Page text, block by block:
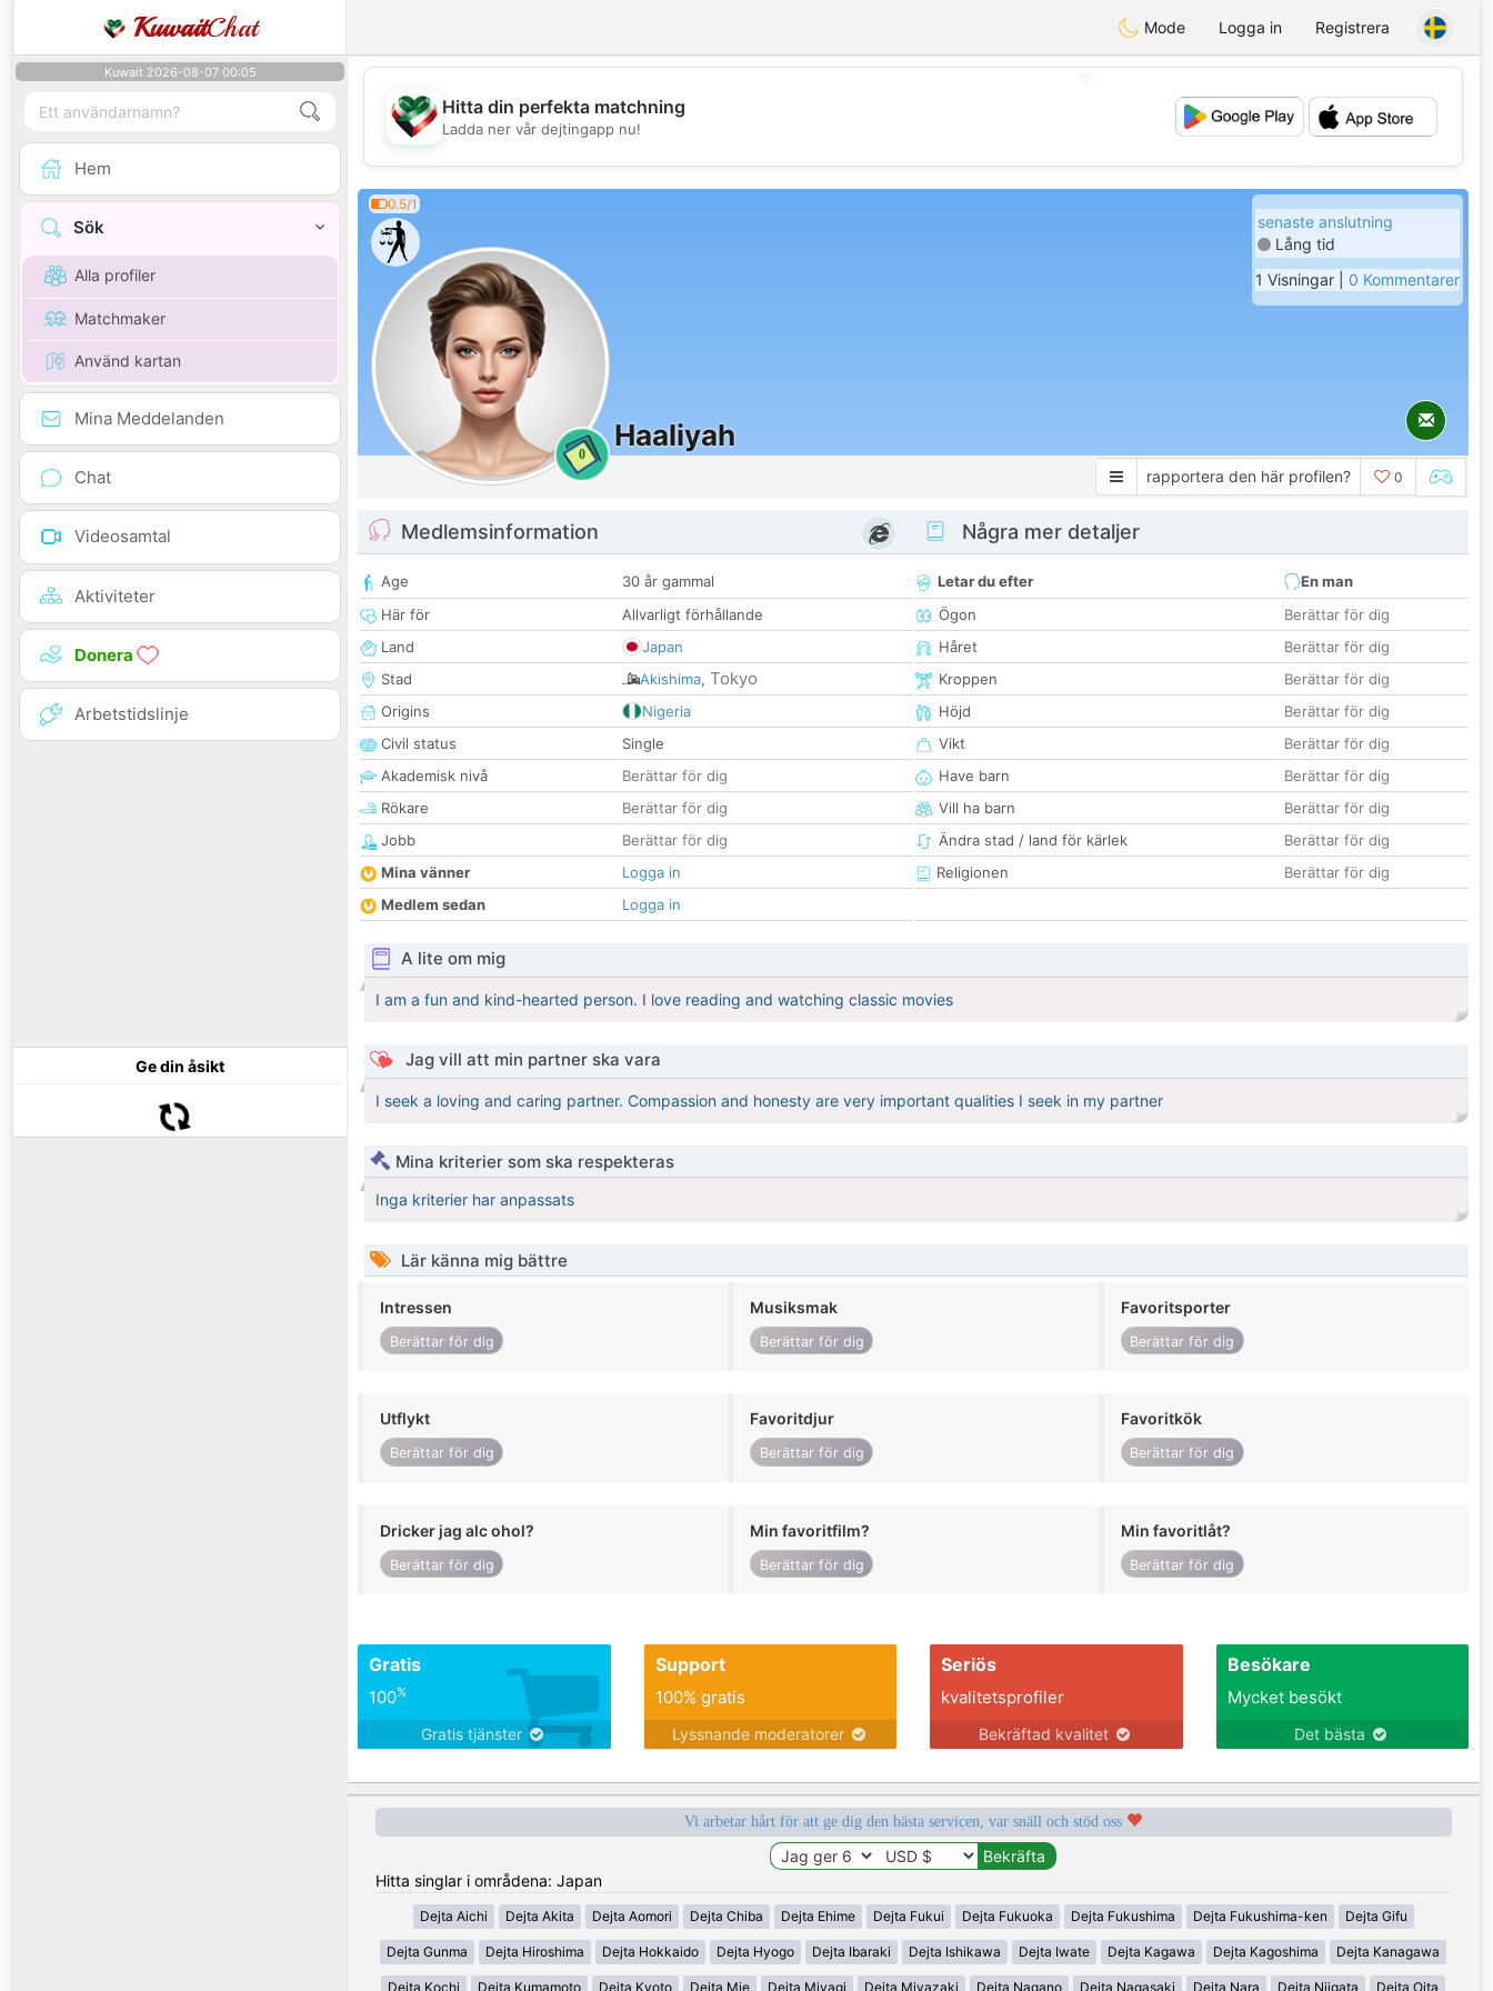
KuwaitChat Mode Logga in Registrera
Kuwait 2026-08-07 00:05
Hem
Sök
Alla profiler
Matchmaker
Använd kartan
Mina Meddelanden
Chat
Videosamtal
Aktiviteter
Donera
Arbetstidslinje
Ge din åsikt
💖
💕
Hitta din perfekta matchning
Ladda ner vår dejtingapp nu!
0.5/1
0
Haaliyah
senaste anslutning
Lång tid
1 Visningar | 0 Kommentarer
rapportera den här profilen? 0
Medlemsinformation
Age
30 år gammal
Här för
Allvarligt förhållande
Land
Japan
Stad
Akishima, Tokyo
Origins
Nigeria
Civil status
Single
Akademisk nivå
Berättar för dig
Rökare
Berättar för dig
Jobb
Berättar för dig
Mina vänner
Logga in
Medlem sedan
Logga in
Några mer detaljer
Letar du efter
En man
Ögon
Berättar för dig
Håret
Berättar för dig
Kroppen
Berättar för dig
Höjd
Berättar för dig
Vikt
Berättar för dig
Have barn
Berättar för dig
Vill ha barn
Berättar för dig
Ändra stad / land för kärlek
Berättar för dig
Religionen
Berättar för dig
A lite om mig
I am a fun and kind-hearted person. I love reading and watching classic movies
Jag vill att min partner ska vara
I seek a loving and caring partner. Compassion and honesty are very important qualities I seek in my partner
Mina kriterier som ska respekteras
Inga kriterier har anpassats
Lär känna mig bättre
Intressen
Berättar för dig
Musiksmak
Berättar för dig
Favoritsporter
Berättar för dig
Utflykt
Berättar för dig
Favoritdjur
Berättar för dig
Favoritkök
Berättar för dig
Dricker jag alc ohol?
Berättar för dig
Min favoritfilm?
Berättar för dig
Min favoritlåt?
Berättar för dig
Gratis
100%
Gratis tjänster
Support
100% gratis
Lyssnande moderatorer
Seriös
kvalitetsprofiler
Bekräftad kvalitet
Besökare
Mycket besökt
Det bästa
Vi arbetar hårt för att ge dig den bästa servicen, var snäll och stöd oss
Hitta singlar i områdena: Japan
Dejta Aichi Dejta Akita Dejta Aomori Dejta Chiba Dejta Ehime Dejta Fukui Dejta Fukuoka Dejta Fukushima Dejta Fukushima-ken Dejta Gifu
Dejta Gunma Dejta Hiroshima Dejta Hokkaido Dejta Hyogo Dejta Ibaraki Dejta Ishikawa Dejta Iwate Dejta Kagawa Dejta Kagoshima Dejta Kanagawa
Dejta Kochi Dejta Kumamoto Dejta Kyoto Dejta Mie Dejta Miyagi Dejta Miyazaki Dejta Nagano Dejta Nagasaki Dejta Nara Dejta Niigata Dejta Oita